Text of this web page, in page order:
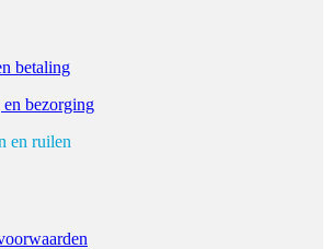
betaling
bezorging
en ruilen